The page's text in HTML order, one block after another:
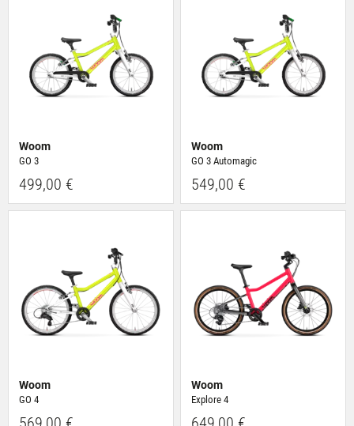
Woom
GO 3
499,00 €
Woom
GO 3 Automagic
549,00 €
Woom
GO 4
Woom
Explore 4